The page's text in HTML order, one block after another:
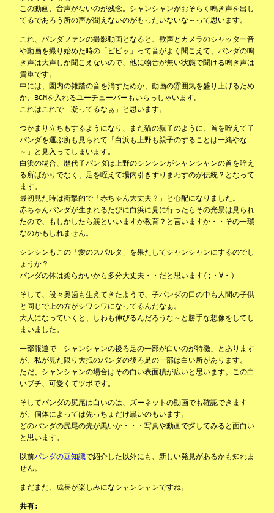
この動画、音声がないのが残念。シャンシャンがおそらく鳴き声を出し
てるであろう所の声が聞えないのがもったいないな～って思います。
これ、パンダファンの撮影動画となると、歓声とカメラのシャッター音
や動画を撮り始めた時の「ピピッ」って音がよく聞こえて、パンダの鳴
き声は大声しか聞こえないので、他に物音が無い状態で聞ける鳴き声は
貴重です。
中には、園内の雑踏の音を消すためか、動画の雰囲気を盛り上げるため
か、BGMを入れるユーチューバーもいらっしゃいます。
これはこれで「凝ってるなぁ」と思います。
つかまり立ちもするようになり、また猫の親子のように、首を咥えて子
パンダを運ぶ所も見られて「白浜も上野も親子のすることは一緒やな
～」と見入ってしまいます。
白浜の場合、歴代子パンダは上野のシンシンがシャンシャンの首を咥え
る所ばかりでなく、足を咥えて場内引きずりまわすのが伝統？となって
ます。
最初見た時は衝撃的で「赤ちゃん大丈夫？」と心配になりました。
赤ちゃんパンダが生まれるたびに白浜に見に行ったらその光景は見られ
たので、もしかしたら躾といいますか教育？と言いますか・・その一環
なのかもしれません。
シンシンもこの「愛のスパルタ」を果たしてシャンシャンにするのでし
ょうか？
パンダの体は柔らかいから多分大丈夫・・だと思います(;・∀・)
そして、段々奥歯も生えてきたようで、子パンダの口の中も人間の子供
と同じで上の方がシワシワになってるんだなぁ。
大人になっていくと、しわも伸びるんだろうな～と勝手な想像をしてし
まいました。
一部報道で「シャンシャンの後ろ足の一部が白いのが特徴」とあります
が、私が見た限り大抵のパンダの後ろ足の一部は白い所があります。
ただ、シャンシャンの場合はその白い表面積が広いと思います。この白
いブチ、可愛くてツボです。
そしてパンダの尻尾は白いのは、ズーネットの動画でも確認できます
が、個体によっては先っちょだけ黒いのもいます。
どのパンダの尻尾の先が黒いか・・・写真や動画で探してみると面白い
と思います。
以前パンダの豆知識で紹介した以外にも、新しい発見があるかも知れま
せん。
まだまだ、成長が楽しみになシャンシャンですね。
共有: